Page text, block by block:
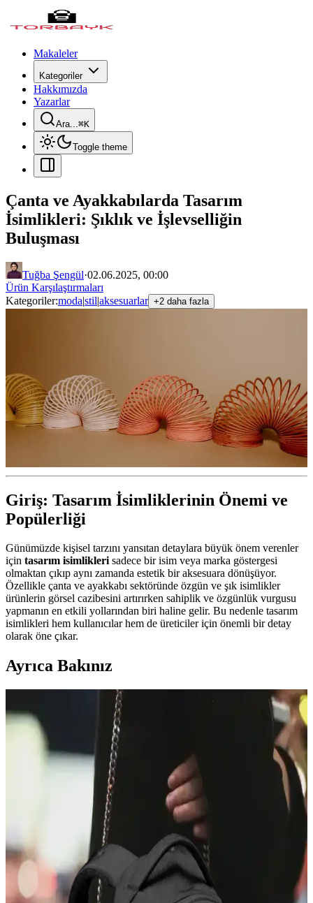
Makaleler
Kategoriler
Hakkımızda
Yazarlar
Ara...⌘K
Toggle theme
Çanta ve Ayakkabılarda Tasarım
İsimlikleri: Şıklık ve İşlevselliğin
Buluşması
Tuğba Şengül·02.06.2025, 00:00
Ürün Karşılaştırmaları
Kategoriler:moda|stil|aksesuarlar +2 daha fazla
Giriş: Tasarım İsimliklerinin Önemi ve
Popülerliği
Günümüzde kişisel tarzını yansıtan detaylara büyük önem verenler
için tasarım isimliklerisadece bir isim veya marka göstergesi
olmaktan çıkıp aynı zamanda estetik bir aksesuara dönüşüyor.
Özellikle çanta ve ayakkabı sektöründe özgün ve şık isimlikler
ürünlerin görsel cazibesini artırırken sahiplik ve özgünlük vurgusu
yapmanın en etkili yollarından biri haline gelir. Bu nedenle tasarım
isimlikleri hem kullanıcılar hem de üreticiler için önemli bir detay
olarak öne çıkar.
Ayrıca Bakınız
Andres Gallardo Çantaları: Estetik ve İşlevselliği
Buluşturan Özgün Tasarımlar
Andres Gallardo çantaları, özgün seramik tavşan figürleri ve doğal
deri dokusuyla estetik ve işlevselliği bir araya getiriyor. Kullanıcı
deneyimleri, ürünlerin şıklık ve pratiklik sunduğunu gösteriyor.
Modifiye Edilmiş Vintage REI Sırt Çantası: Hafiflik
ve Fonksiyonellik Üzerine Teknik İnceleme
Vintage REI sırt çantasının modifikasyonları, hafiflik ve
fonksiyonelliği artırarak günlük kullanım ve seyahat için optimize
edilmiştir. Teknik müdahaleler ergonomi ve dayanıklılığı
güçlendirmektedir.